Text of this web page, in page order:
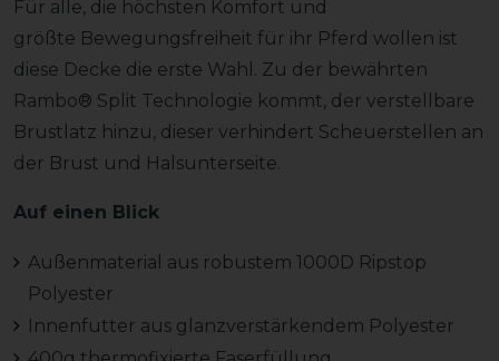
Für alle, die höchsten Komfort und
größte Bewegungsfreiheit für ihr Pferd wollen ist
diese Decke die erste Wahl. Zu der bewährten
Rambo® Split Technologie kommt, der verstellbare
Brustlatz hinzu, dieser verhindert Scheuerstellen an
der Brust und Halsunterseite.
Auf einen Blick
Außenmaterial aus robustem 1000D Ripstop
Polyester
Innenfutter aus glanzverstärkendem Polyester